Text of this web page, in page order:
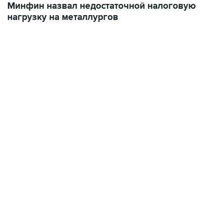
Минфин назвал недостаточной налоговую
нагрузку на металлургов